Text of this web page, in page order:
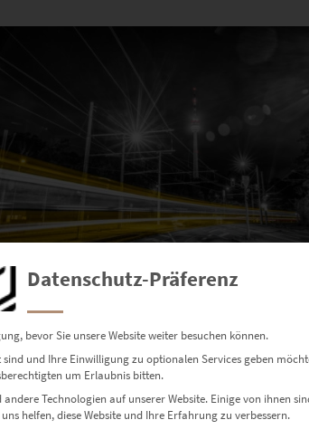
79,90
zzgl.
Datenschutz-Präferenz
bevor Sie unsere Website weiter besuchen können.
sind und Ihre Einwilligung zu optionalen Services geben
um Erlaubnis bitten.
Technologien auf unserer Website. Einige von ihnen
helfen, diese Website und Ihre Erfahrung zu verbessern.